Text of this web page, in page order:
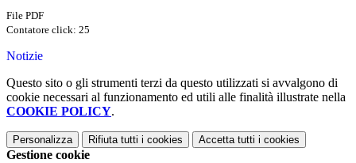
File PDF
Contatore click: 25
Notizie
Questo sito o gli strumenti terzi da questo utilizzati si avvalgono di
cookie necessari al funzionamento ed utili alle finalità illustrate nella
COOKIE POLICY.
Personalizza Rifiuta tutti i cookies Accetta tutti i cookies
Gestione cookie